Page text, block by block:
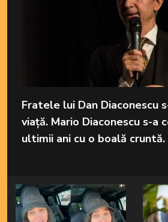
Fratele lui Dan Diaconescu
viață. Mario Diaconescu s-a
ultimii ani cu o boală cruntă.